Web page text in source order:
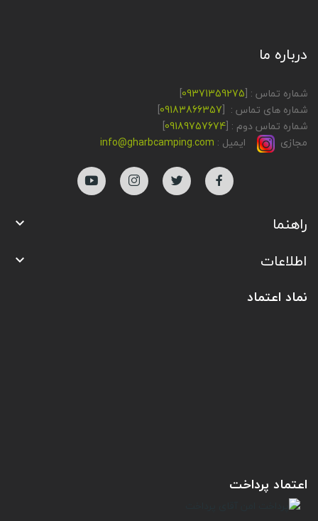
درباره ما
شماره تماس : [09371359275
]
شماره های تماس : [09183866357
]
شماره تماس دوم : [09189757674
]
مجازی
ایمیل : info@gharbcamping.com
راهنما 
اطلاعات 
نماد اعتماد
اعتماد پرداخت